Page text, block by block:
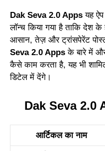
Dak Seva 2.0 Apps यह
लॉन्च किया गया है ताकि देश के
आसान, तेज़ और ट्रांसपेरेंट
Seva 2.0 Apps के बारे में
कैसे काम करता है, यह भी
डिटेल में देंगे।
Dak Seva 2.0
आर्टिकल का नाम